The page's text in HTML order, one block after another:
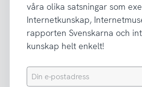
våra olika satsningar som
Internetkunskap,
rapporten Svenskarna och
kunskap helt enkelt!
Din
e-